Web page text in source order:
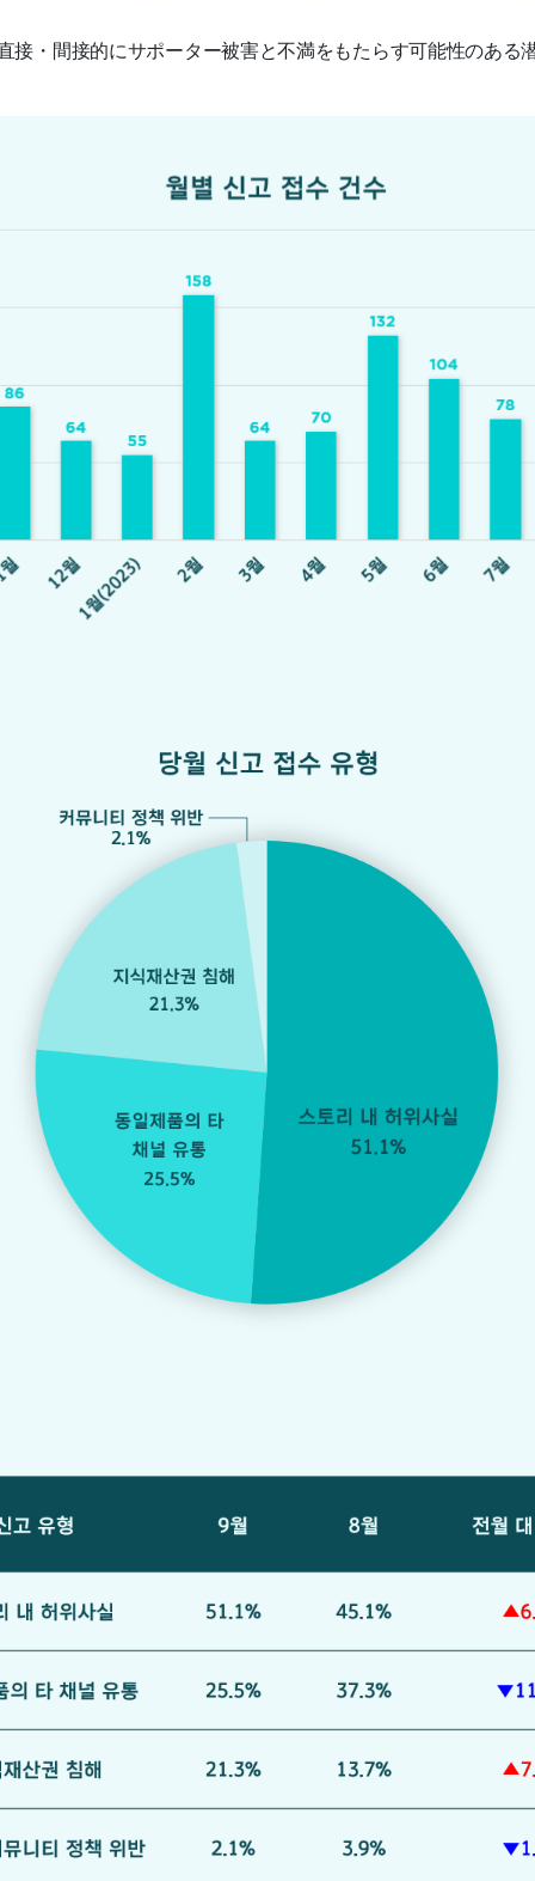
接・間接的にサポーター被害と不満をもたらす可能性のある